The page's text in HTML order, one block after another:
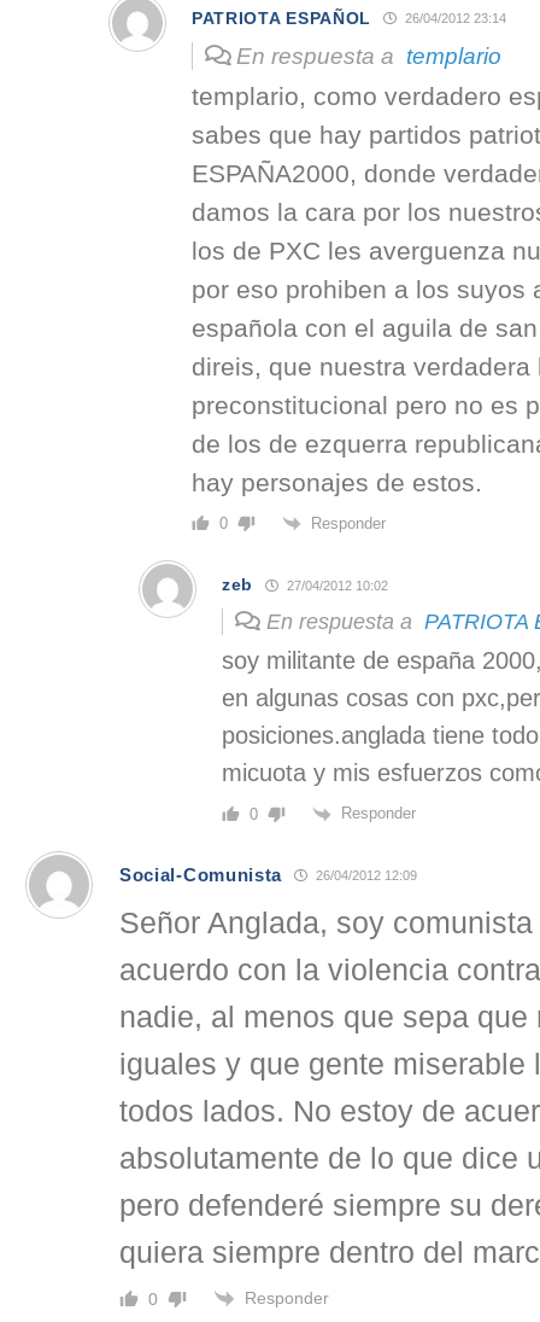
PATRIOTA ESPAÑOL 26/04/2012 23:14
En respuesta a templario
templario, como verdadero
sabes que hay partidos
ESPAÑA2000, donde
damos la cara por los
los de PXC les averguenza
por eso prohiben a los suyos
española con el aguila de
direis, que nuestra verdadera
preconstitucional pero no es
de los de ezquerra
hay personajes de estos.
0 Responder
zeb 27/04/2012 10:02
En respuesta a PATRIOTA
soy militante de españa
en algunas cosas con
posiciones.anglada tiene
micuota y mis esfuerzos
0 Responder
Social-Comunista 26/04/2012 12:09
Señor Anglada, soy
acuerdo con la violencia
nadie, al menos que sepa que
iguales y que gente miserable
todos lados. No estoy de
absolutamente de lo que dice
pero defenderé siempre su
quiera siempre dentro del
0 Responder